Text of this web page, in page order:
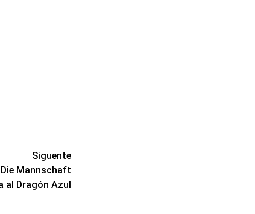
Siguente
Mannschaft
al Dragón Azul